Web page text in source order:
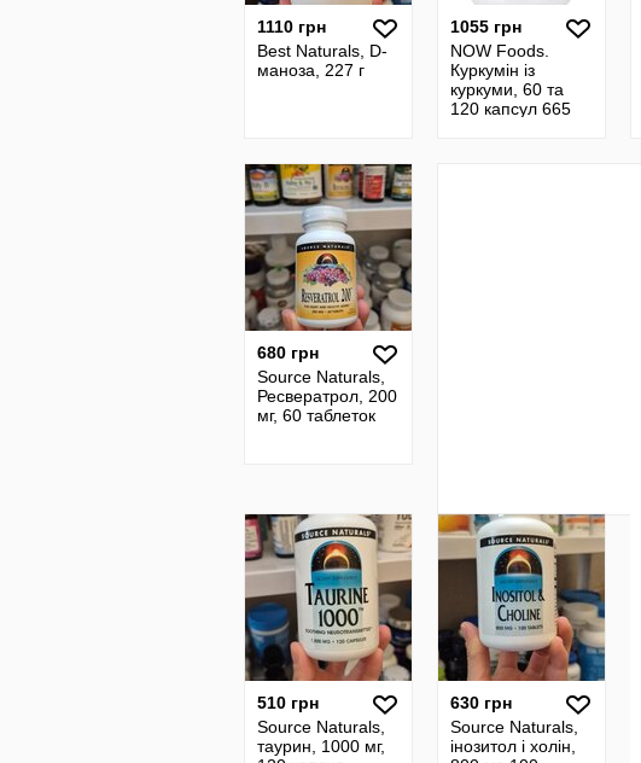
1110 грн
Best Naturals, D-
маноза, 227 г
1055 грн
NOW Foods.
Куркумін із
куркуми, 60 та
120 капсул 665
680 грн
Source Naturals,
Ресвератрол, 200
мг, 60 таблеток
510 грн
Source Naturals,
таурин, 1000 мг,
630 грн
Source Naturals,
інозитол і холін,